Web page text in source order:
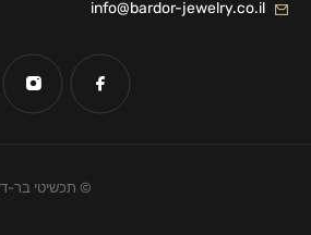
info@bardor-jewelry.co.il
© תכשיטי בר-